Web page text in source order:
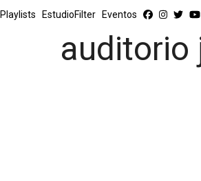
Playlists EstudioFilter Eventos
auditorio